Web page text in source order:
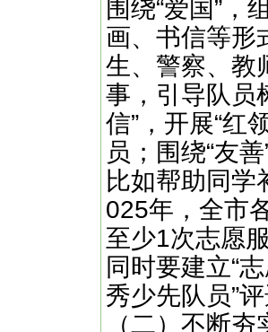
围绕“爱国”，
画、书信等形
生、警察、教
事，引导队员
信”，开展“红
员；围绕“友
比如帮助同学
025年，全市
至少1次志愿
同时要建立“
秀少先队员”
（二）不断